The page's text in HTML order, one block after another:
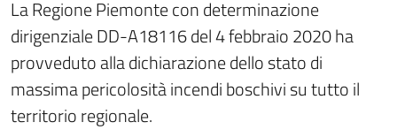
La Regione Piemonte con determinazione
dirigenziale DD-A18116 del 4 febbraio 2020 ha
provveduto alla dichiarazione dello stato di
massima pericolosità incendi boschivi su tutto il
territorio regionale.